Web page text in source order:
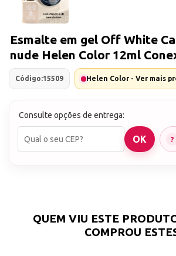
Esmalte em gel Off White
nude Helen Color 12ml
Código:15509 Helen Color - Ver mais
Consulte opções de entrega:
QUEM VIU ESTE
COMPROU